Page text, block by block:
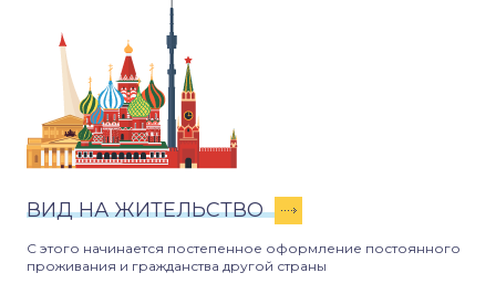
ВИД НА ЖИТЕЛЬСТВО
С этого начинается постепенное оформление постоянного
проживания и гражданства другой страны